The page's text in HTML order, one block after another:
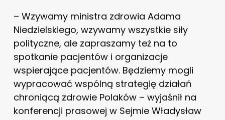
– Wzywamy ministra zdrowia Adama
Niedzielskiego, wzywamy wszystkie siły
polityczne, ale zapraszamy też na to
spotkanie pacjentów i organizacje
wspierające pacjentów. Będziemy mogli
wypracować wspólną strategię działań
chroniącą zdrowie Polaków – wyjaśnił na
konferencji prasowej w Sejmie Władysław